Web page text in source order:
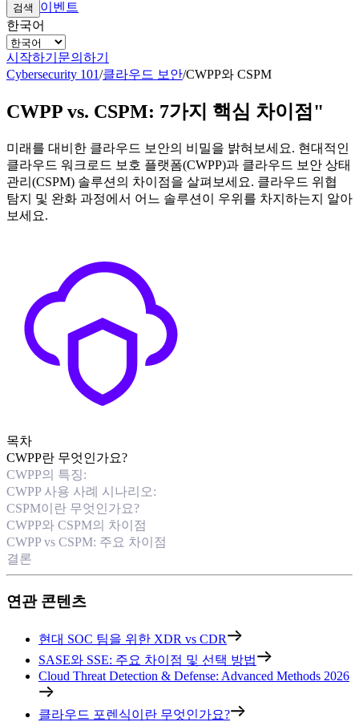
검색
이벤트
한국어
시작하기 문의하기
Cybersecurity 101/클라우드 보안/CWPP와 CSPM
CWPP vs. CSPM: 7가지 핵심 차이점"
미래를 대비한 클라우드 보안의 비밀을 밝혀보세요. 현대적인
클라우드 워크로드 보호 플랫폼(CWPP)과 클라우드 보안 상태
관리(CSPM) 솔루션의 차이점을 살펴보세요. 클라우드 위협
탐지 및 완화 과정에서 어느 솔루션이 우위를 차지하는지 알아
보세요.
목차
CWPP란 무엇인가요?
CWPP의 특징:
CWPP 사용 사례 시나리오:
CSPM이란 무엇인가요?
CWPP와 CSPM의 차이점
CWPP vs CSPM: 주요 차이점
결론
연관 콘텐츠
현대 SOC 팀을 위한 XDR vs CDR
SASE와 SSE: 주요 차이점 및 선택 방법
Cloud Threat Detection & Defense: Advanced Methods 2026
클라우드 포렌식이란 무엇인가요?